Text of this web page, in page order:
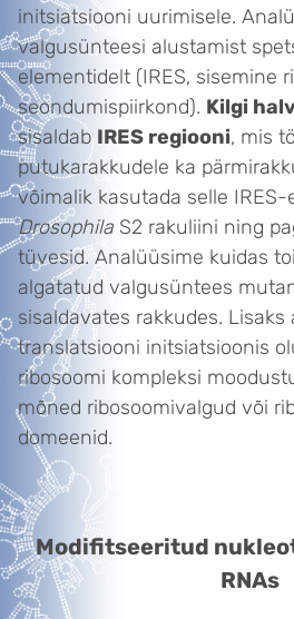
initsiatsiooni uurimisele.
valgusünteesi alustamist
elementidelt (IRES, sisemine
seondumispiirkond). Kilgi
sisaldab IRES regiooni, mis
putukarakkudele ka
võimalik kasutada selle
Drosophila S2 rakuliini ning
tüvesid. Analüüsime kuidas
algatatud valgusüntees
sisaldavates rakkudes. Lisaks
translatsiooni initsiatsioonis
ribosoomi kompleksi
mõned ribosoomivalgud või
domeenid.
Modifitseeritud
RNAs